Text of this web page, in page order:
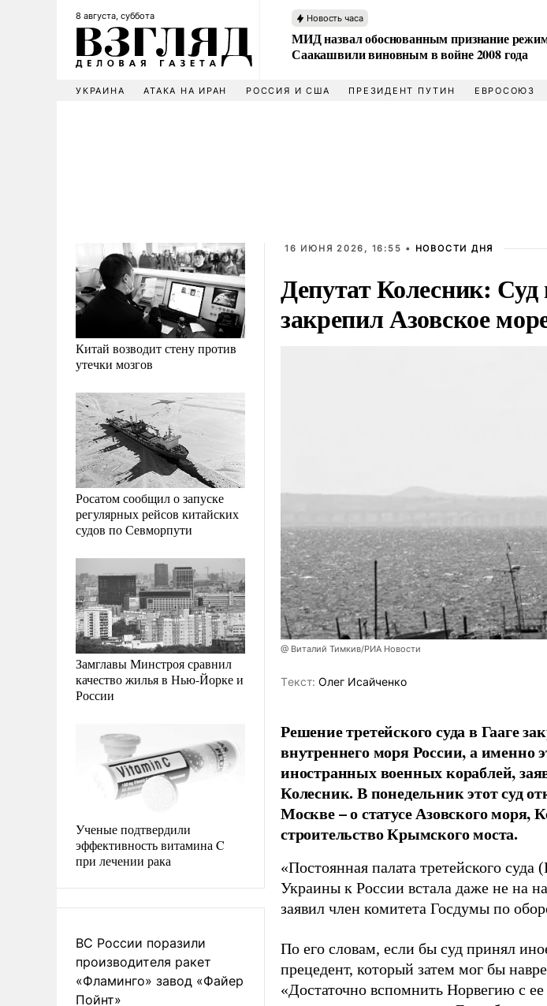
8 августа, суббота Новость часа
МИД назвал обоснованным признание
Саакашвили виновным в войне 2008 года
УКРАИНА АТАКА НА ИРАН РОССИЯ И США ПРЕЗИДЕНТ ПУТИН ЕВРОСОЮЗ
Китай возводит стену против
утечки мозгов
Росатом сообщил о запуске
регулярных рейсов китайских
судов по Севморпути
Замглавы Минстроя сравнил
качество жилья в Нью-Йорке и
России
Ученые подтвердили
эффективность витамина C
при лечении рака
ВС России поразили
производителя ракет
«Фламинго» завод «Файер
Пойнт»
16 ИЮНЯ 2026, 16:55 • НОВОСТИ ДНЯ
Депутат Колесник:
закрепил Азовское
@ Виталий Тимкив/РИА Новости
Tекст: Олег Исайченко
Решение третейского суда в Гааге
внутреннего моря России, а именно
иностранных военных кораблей,
Колесник. В понедельник этот суд
Москве – о статусе Азовского моря,
строительство Крымского моста.
«Постоянная палата третейского
Украины к России встала даже не на
заявил член комитета Госдумы по
По его словам, если бы суд принял
прецедент, который затем мог бы
«Достаточно вспомнить Норвегию с